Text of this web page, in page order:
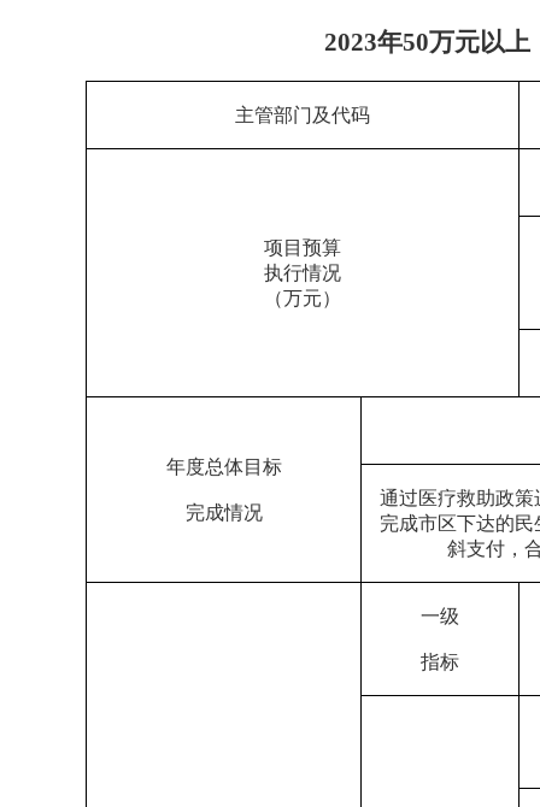
2023年50万元以上
主管部门及代码
项目预算
执行情况
（万元）
年度总体目标
完成情况
通过医疗救助政
完成市区下达的
斜支付，
一级
指标